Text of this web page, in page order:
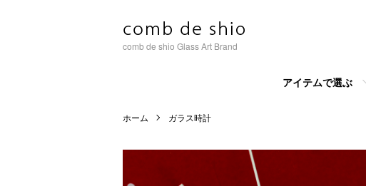
comb de shio Glass Art Brand
アイテムで選ぶ
ホーム ガラス時計